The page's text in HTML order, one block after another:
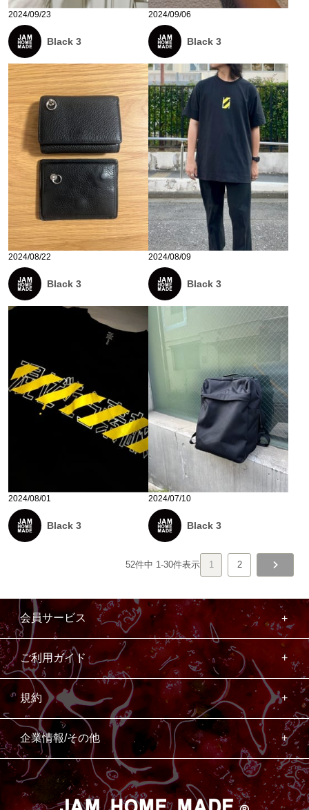
2024/09/23
Black 3
2024/09/06
Black 3
2024/08/22
Black 3
2024/08/09
Black 3
2024/08/01
Black 3
2024/07/10
Black 3
52件中 1-30件表示 1 2
会員サービス
ご利用ガイド
規約
企業情報/その他